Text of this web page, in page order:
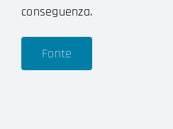
conseguenza.
Fonte